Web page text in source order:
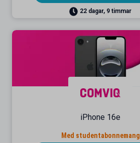
22 dagar, 9 timmar
iPhone 16e
Med studentabonnemang